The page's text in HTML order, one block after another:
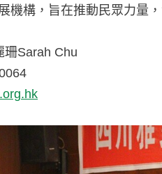
機構，旨在推動民眾力量，
Sarah Chu